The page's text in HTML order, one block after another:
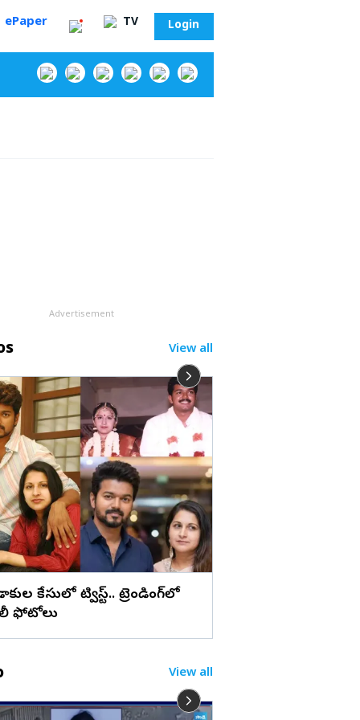
ePaper
TV Login
Advertisement
View all
కేసులో ట్విస్ట్.. ట్రెండింగ్‌లో
ఫోటోలు
View all